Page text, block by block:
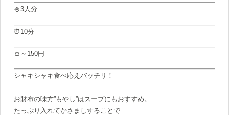
🍚3人分
⏰10分
👛～150円
シャキシャキ食べ応えバッチリ！
お財布の味方”もやし”はスープにもおすすめ。
たっぷり入れてかさましすることで